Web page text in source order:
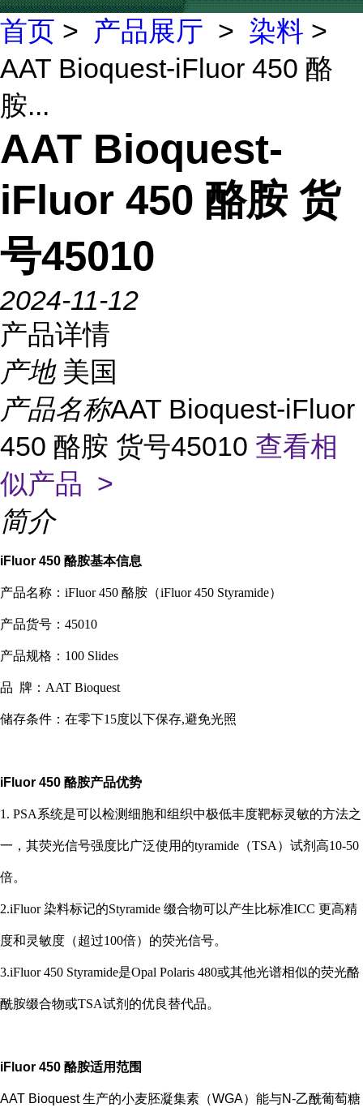
首页 > 产品展厅 > 染料 >
AAT Bioquest-iFluor 450 酪
胺...
AAT Bioquest-
iFluor 450 酪胺 货
号45010
2024-11-12
产品详情
产地 美国
产品名称AAT Bioquest-iFluor
450 酪胺 货号45010 查看相
似产品 >
简介
iFluor 450 酪胺基本信息
产品名称：iFluor 450 酪胺（iFluor 450 Styramide）
产品货号：45010
产品规格：100 Slides
品 牌：AAT Bioquest
储存条件：在零下15度以下保存,避免光照
iFluor 450 酪胺产品优势
1. PSA系统是可以检测细胞和组织中极低丰度靶标灵敏的方法之
一，其荧光信号强度比广泛使用的tyramide（TSA）试剂高10-50
倍。
2.iFluor 染料标记的Styramide 缀合物可以产生比标准ICC 更高精
度和灵敏度（超过100倍）的荧光信号。
3.iFluor 450 Styramide是Opal Polaris 480或其他光谱相似的荧光酪
酰胺缀合物或TSA试剂的优良替代品。
iFluor 450 酪胺适用范围
AAT Bioquest生产的小麦胚凝集素（WGA）能与N-乙酰葡萄糖